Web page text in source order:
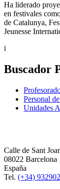
Ha liderado
en festivales
de Catalunya,
Jeunesse
i
Buscador
Personal
Unidades
Calle de Sant
08022 Barcelona
España
Tel. (+34)